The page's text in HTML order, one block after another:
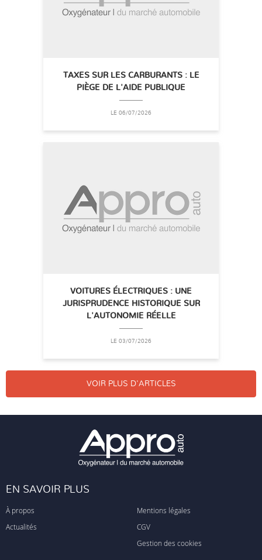
TAXES SUR LES CARBURANTS : LE
PIÈGE DE L'AIDE PUBLIQUE
LE 06/07/2026
VOITURES ÉLECTRIQUES : UNE
JURISPRUDENCE HISTORIQUE SUR
L'AUTONOMIE RÉELLE
LE 03/07/2026
VOIR PLUS D'ARTICLES
EN SAVOIR PLUS
À propos
Actualités
Mentions légales
CGV
Gestion des cookies